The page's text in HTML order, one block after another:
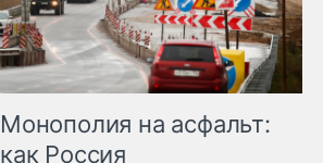
Монополия на асфальт:
как Россия